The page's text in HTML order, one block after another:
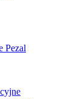
Pezal